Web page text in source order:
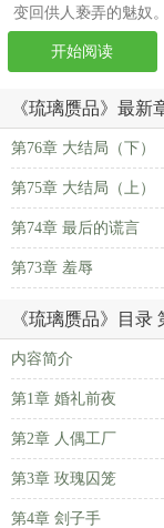
变回供人亵弄的魅奴
开始阅读
《琉璃赝品》最新
第76章 大结局（下）
第75章 大结局（上）
第74章 最后的谎言
第73章 羞辱
《琉璃赝品》目录
内容简介
第1章 婚礼前夜
第2章 人偶工厂
第3章 玫瑰囚笼
第4章 刽子手